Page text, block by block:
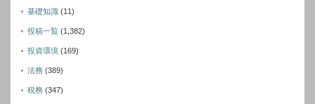
基礎知識 (11)
投稿一覧 (1,382)
投資環境 (169)
法務 (389)
税務 (347)